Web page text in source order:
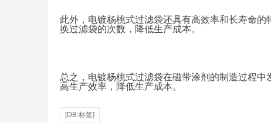
此外，电镀杨桃式过滤袋还具有高效率和长寿命
换过滤袋的次数，降低生产成本。
总之，电镀杨桃式过滤袋在磁带涂剂的制造过程
高生产效率，降低生产成本。
[DB:标签]